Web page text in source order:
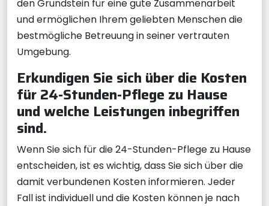
den Grundstein für eine gute Zusammenarbeit
und ermöglichen Ihrem geliebten Menschen die
bestmögliche Betreuung in seiner vertrauten
Umgebung.
Erkundigen Sie sich über die Kosten
für 24-Stunden-Pflege zu Hause
und welche Leistungen inbegriffen
sind.
Wenn Sie sich für die 24-Stunden-Pflege zu Hause
entscheiden, ist es wichtig, dass Sie sich über die
damit verbundenen Kosten informieren. Jeder
Fall ist individuell und die Kosten können je nach